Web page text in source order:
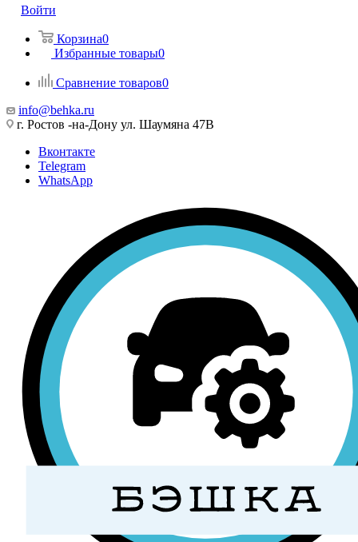
Войти
Корзина0
Избранные товары0
Сравнение товаров0
info@behka.ru
г. Ростов -на-Дону ул. Шаумяна 47В
Вконтакте
Telegram
WhatsApp